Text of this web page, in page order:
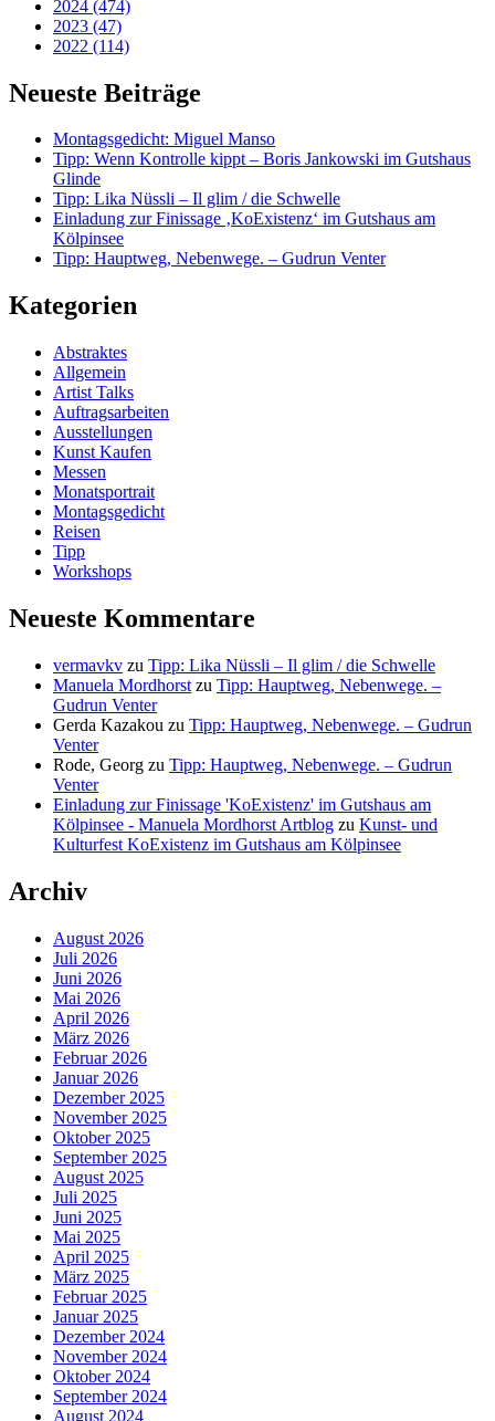
2024 (474)
2023 (47)
2022 (114)
Neueste Beiträge
Montagsgedicht: Miguel Manso
Tipp: Wenn Kontrolle kippt – Boris Jankowski im Gutshaus
Glinde
Tipp: Lika Nüssli – Il glim / die Schwelle
Einladung zur Finissage ‚KoExistenz‘ im Gutshaus am
Kölpinsee
Tipp: Hauptweg, Nebenwege. – Gudrun Venter
Kategorien
Abstraktes
Allgemein
Artist Talks
Auftragsarbeiten
Ausstellungen
Kunst Kaufen
Messen
Monatsportrait
Montagsgedicht
Reisen
Tipp
Workshops
Neueste Kommentare
vermavkv zu Tipp: Lika Nüssli – Il glim / die Schwelle
Manuela Mordhorst zu Tipp: Hauptweg, Nebenwege. –
Gudrun Venter
Gerda Kazakou zu Tipp: Hauptweg, Nebenwege. – Gudrun
Venter
Rode, Georg zu Tipp: Hauptweg, Nebenwege. – Gudrun
Venter
Einladung zur Finissage 'KoExistenz' im Gutshaus am
Kölpinsee - Manuela Mordhorst Artblog zu Kunst- und
Kulturfest KoExistenz im Gutshaus am Kölpinsee
Archiv
August 2026
Juli 2026
Juni 2026
Mai 2026
April 2026
März 2026
Februar 2026
Januar 2026
Dezember 2025
November 2025
Oktober 2025
September 2025
August 2025
Juli 2025
Juni 2025
Mai 2025
April 2025
März 2025
Februar 2025
Januar 2025
Dezember 2024
November 2024
Oktober 2024
September 2024
August 2024